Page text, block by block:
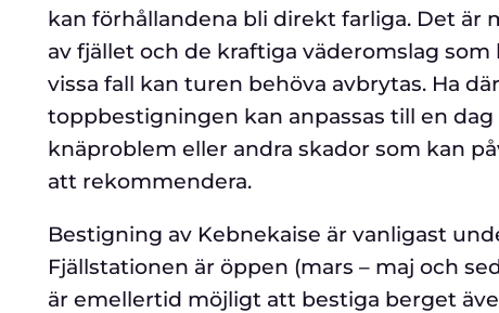
kan förhållandena bli direkt farliga. Det
av fjället och de kraftiga väderomslag
vissa fall kan turen behöva avbrytas. Ha
toppbestigningen kan anpassas till en
knäproblem eller andra skador som kan
att rekommendera.
Bestigning av Kebnekaise är vanligast
Fjällstationen är öppen (mars – maj och
är emellertid möjligt att bestiga berget